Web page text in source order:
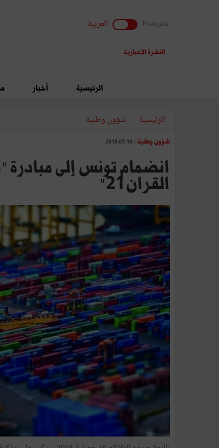
Français العربية
النشرة الإخبارية
الرئيسية أخبار
الرئيسية شؤون وطنية
شؤون وطنية - 2018.07.10
انضمام تونس إلى
القران 21"